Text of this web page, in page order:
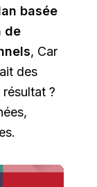
basée
de
, Car
des
?